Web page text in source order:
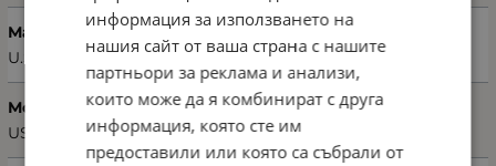
Марка
U.S. POLO ASSN.
Модел чанта
US22587
информация за използването на
нашия сайт от ваша страна с нашите
партньори за реклама и анализи,
които може да я комбинират с друга
информация, която сте им
предоставили или която са събрали от